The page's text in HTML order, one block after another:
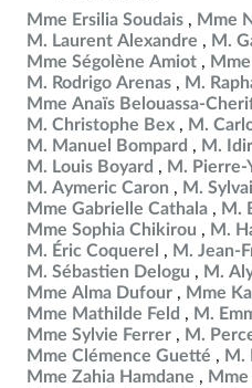
Mme Ersilia Soudais
Mme
M. Laurent Alexandre
M.
Mme Ségolène Amiot
M. Rodrigo Arenas
M.
Mme Anaïs Belouassa-
M. Christophe Bex
M.
M. Manuel Bompard
M.
M. Louis Boyard
M. Pierre-
M. Aymeric Caron
M.
Mme Gabrielle Cathala
M.
Mme Sophia Chikirou
M.
M. Éric Coquerel
M. Jean-
M. Sébastien Delogu
M.
Mme Alma Dufour
Mme
Mme Mathilde Feld
M.
Mme Sylvie Ferrer
M.
Mme Clémence Guetté
M.
Mme Zahia Hamdane